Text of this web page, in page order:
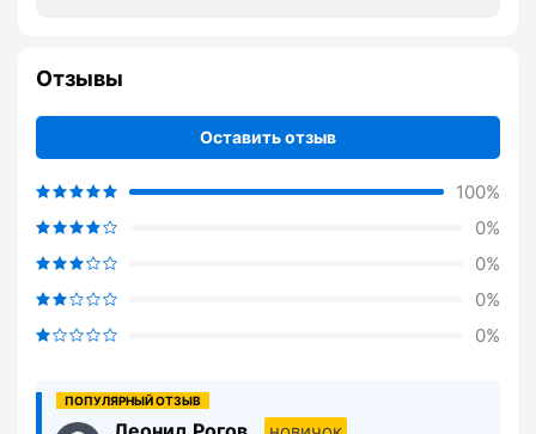
Отзывы
Оставить отзыв
100%
0%
0%
0%
0%